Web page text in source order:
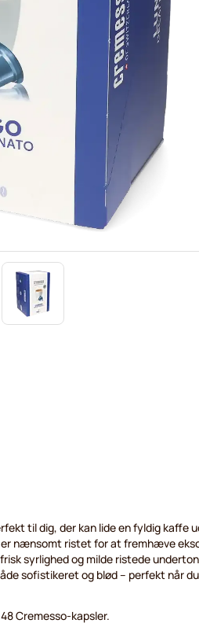
til dig, der kan lide en fyldig kaffe
er nænsomt ristet for at fremhæve
syrlighed og milde ristede
sofistikeret og blød – perfekt når
Cremesso-kapsler.